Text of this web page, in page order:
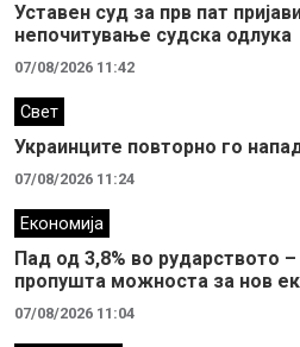
Уставен суд за прв пат
непочитување судска одлука
07/08/2026 11:42
Свет
Украинците повторно го
07/08/2026 11:24
Економија
Пад од 3,8% во рударството
пропушта можноста за нов
07/08/2026 11:04